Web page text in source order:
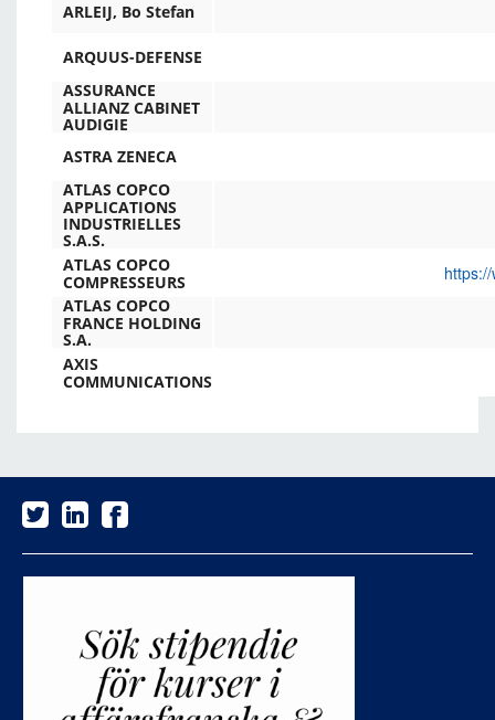
ARLEIJ, Bo Stefan
ARQUUS-DEFENSE
ASSURANCE
ALLIANZ CABINET
AUDIGIE
ASTRA ZENECA
ATLAS COPCO
APPLICATIONS
INDUSTRIELLES
S.A.S.
ATLAS COPCO
COMPRESSEURS
ATLAS COPCO
FRANCE HOLDING
S.A.
AXIS
COMMUNICATIONS